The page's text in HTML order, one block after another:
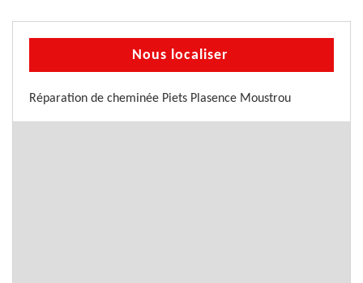
Nous localiser
Réparation de cheminée Piets Plasence Moustrou